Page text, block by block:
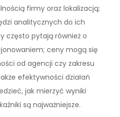
firmy oraz lokalizacją;
analitycznych do ich
często pytają również o
ceny mogą się
od agencji czy zakresu
efektywności działań
jak mierzyć wyniki
są najważniejsze.